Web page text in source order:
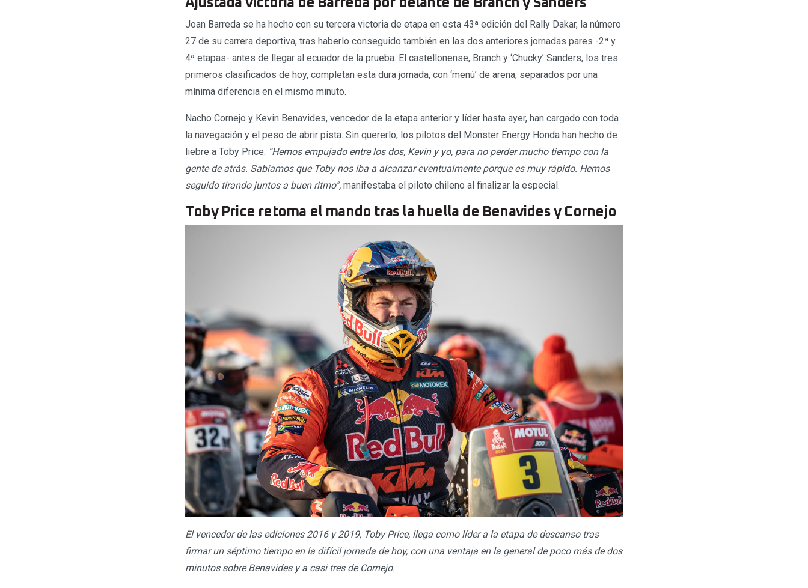
Joan Barreda se ha hecho con su tercera victoria de etapa en esta 43ª edición del Rally Dakar, la número
27 de su carrera deportiva, tras haberlo conseguido también en las dos anteriores jornadas pares -2ª y
4ª etapas- antes de llegar al ecuador de la prueba. El castellonense, Branch y ‘Chucky’ Sanders, los tres
primeros clasificados de hoy, completan esta dura jornada, con ‘menú’ de arena, separados por una
mínima diferencia en el mismo minuto.
Nacho Cornejo y Kevin Benavides, vencedor de la etapa anterior y líder hasta ayer, han cargado con toda
la navegación y el peso de abrir pista. Sin quererlo, los pilotos del Monster Energy Honda han hecho de
liebre a Toby Price. “Hemos empujado entre los dos, Kevin y yo, para no perder mucho tiempo con la
gente de atrás. Sabíamos que Toby nos iba a alcanzar eventualmente porque es muy rápido. Hemos
seguido tirando juntos a buen ritmo”, manifestaba el piloto chileno al finalizar la especial.
Toby Price retoma el mando tras la huella de Benavides y Cornejo
El vencedor de las ediciones 2016 y 2019, Toby Price, llega como líder a la etapa de descanso tras
firmar un séptimo tiempo en la difícil jornada de hoy, con una ventaja en la general de poco más de dos
minutos sobre Benavides y a casi tres de Cornejo.